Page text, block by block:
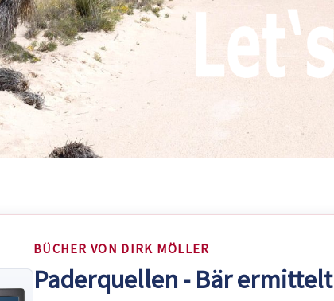
BÜCHER VON DIRK MÖLLER
Paderquellen - Bär ermittelt